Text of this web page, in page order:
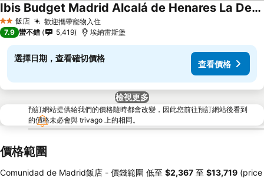
2 星級飯店 歡迎攜帶寵物入住
Ibis Budget Madrid Alcalá de Henares La Dehesa
7.9 蠻不錯 5,419 埃納雷斯堡
選擇日期，查看確切價格
查看價格
檢視更多
預訂網站提供給我們的價格隨時都會改變，因此您前往預訂網站後看到
的價格未必會與 trivago 上的相同。
價格範圍
Comunidad de Madrid飯店 - 價錢範圍 低至 ‎$2,367 至 ‎$13,719 (price